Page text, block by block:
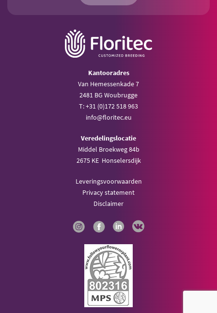
Kantooradres
Van Hemessenkade 7
2481 BG Woubrugge
T: +31 (0)172 518 963
info@floritec.eu
Veredelingslocatie
Middel Broekweg 84b
2675 KE Honselersdijk
Leveringsvoorwaarden
Privacy statement
Disclaimer